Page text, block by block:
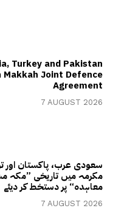
Turkey and Pakistan
Makkah Joint Defence
Agreement
7 AUGUST 2026
سعودی عرب، پاکستان اور
مکرمہ میں تاریخی ”مکہ
معاہدہ“ پر دستخط کر دیئے
7 AUGUST 2026